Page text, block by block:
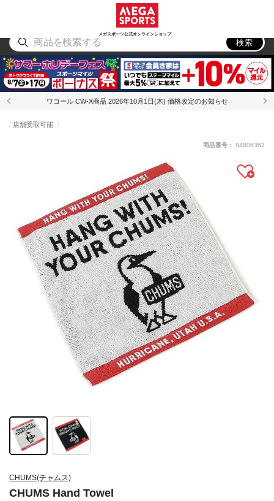
メガスポーツ公式オンラインショップ
アウトドア
検索
ワコール CW-X商品 2026年10月1日(木) 価格改定のお知らせ
CHUMS(チャムス)
CHUMS Hand Towel
店舗受取可能
商品番号： 84806363